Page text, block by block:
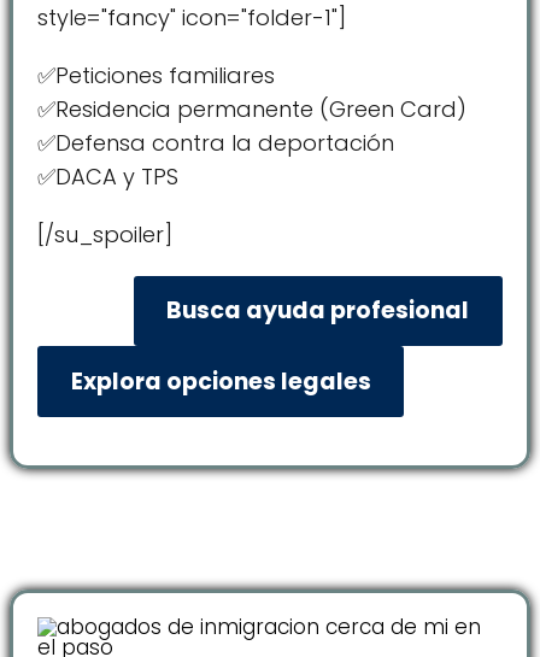
style="fancy" icon="folder-1"]
✅Peticiones familiares
✅Residencia permanente (Green Card)
✅Defensa contra la deportación
✅DACA y TPS
[/su_spoiler]
Busca ayuda profesional
Explora opciones legales